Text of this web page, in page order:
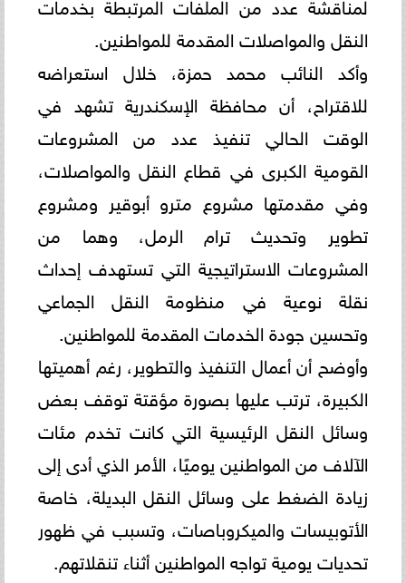
النقل والمواصلات المقدمة للمواطنين.
وأكد النائب محمد حمزة، خلال استعراضه
للاقتراح، أن محافظة الإسكندرية تشهد في
الوقت الحالي تنفيذ عدد من المشروعات
القومية الكبرى في قطاع النقل والمواصلات،
وفي مقدمتها مشروع مترو أبوقير ومشروع
تطوير وتحديث ترام الرمل، وهما من
المشروعات الاستراتيجية التي تستهدف إحداث
نقلة نوعية في منظومة النقل الجماعي
وتحسين جودة الخدمات المقدمة للمواطنين.
وأوضح أن أعمال التنفيذ والتطوير، رغم أهميتها
الكبيرة، ترتب عليها بصورة مؤقتة توقف بعض
وسائل النقل الرئيسية التي كانت تخدم مئات
الآلاف من المواطنين يوميًا، الأمر الذي أدى إلى
زيادة الضغط على وسائل النقل البديلة، خاصة
الأتوبيسات والميكروباصات، وتسبب في ظهور
تحديات يومية تواجه المواطنين أثناء تنقلاتهم.